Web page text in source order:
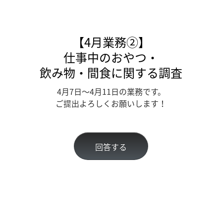
【4月業務②】
仕事中のおやつ・
飲み物・間食に関する調査
4月7日～4月11日の業務です。
ご提出よろしくお願いします！
回答する